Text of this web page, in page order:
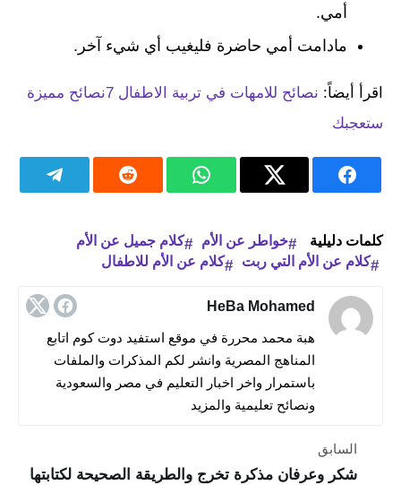
أمي.
مادامت أمي حاضرة فليغيب أي شيء آخر.
اقرأ أيضاً:
نصائح للامهات في تربية الاطفال 7نصائح مميزة
ستعجبك
كلمات دليلية خواطر عن الأم
كلام جميل عن الأم
كلام عن الأم التي ربت
كلام عن الأم للاطفال
HeBa Mohamed
هبة محمد محررة في موقع استفيد دوت كوم اتابع
المناهج المصرية وانشر لكم المذكرات والملفات
باستمرار واخر اخبار التعليم في مصر والسعودية
ونصائح تعليمية والمزيد
السابق
شكر وعرفان مذكرة تخرج والطريقة الصحيحة لكتابتها